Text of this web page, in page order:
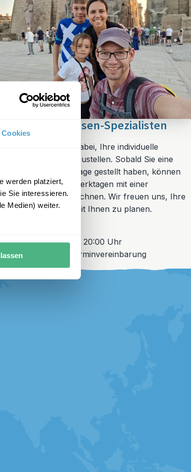
Cookies
werden platziert,
Sie interessieren.
Medien) weiter.
Familienreisen-Spezialisten
helfen Ihnen gerne dabei, Ihre individuelle
zusammenzustellen. Sobald Sie eine
Reiseanfrage gestellt haben, können
von zwei Werktagen mit einer
von uns rechnen. Wir freuen uns, Ihre
gemeinsam mit Ihnen zu planen.
– Freitag: 08:00 – 20:00 Uhr
individueller Terminvereinbarung